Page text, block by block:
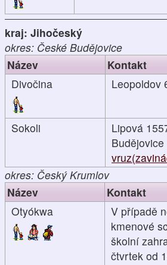
kraj: Jihočeský
okres: České Budějovice
Název
Kontakt
Divočina
Leopoldov
Sokoli
Lipová
Budějovice
okres: Český Krumlov
Název
Kontakt
Otyókwa
V případě
kmenové
školní
čtvrtek od